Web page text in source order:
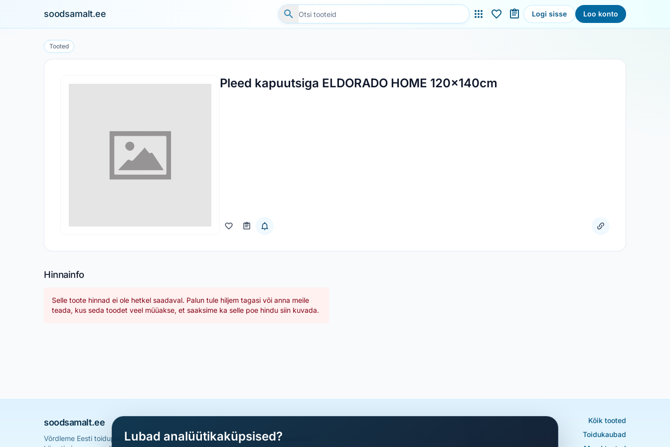
soodsamalt.ee Logi sisse Loo konto
Tooted
Pleed kapuutsiga ELDORADO HOME 120x140cm
Hinnainfo
Selle toote hinnad ei ole hetkel saadaval. Palun tule hiljem tagasi või anna meile
teada, kus seda toodet veel müüakse, et saaksime ka selle poe hindu siin kuvada.
soodsamalt.ee
Võrdleme Eesti toidupoodide hindu ja aitame sul leida parimad sooduspakkumised
Kõik tooted
Toidukaubad
Lubad analüütikaküpsised?